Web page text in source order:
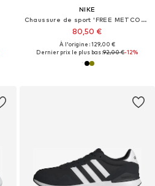
NIKE
Chaussure de sport 'FREE METCON 6'
80,50 €
À l'origine : 129,00 €
Dernier prix le plus bas :92,00 €-12%